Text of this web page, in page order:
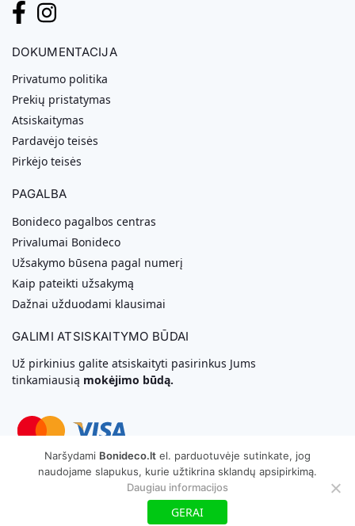
DOKUMENTACIJA
Privatumo politika
Prekių pristatymas
Atsiskaitymas
Pardavėjo teisės
Pirkėjo teisės
PAGALBA
Bonideco pagalbos centras
Privalumai Bonideco
Užsakymo būsena pagal numerį
Kaip pateikti užsakymą
Dažnai užduodami klausimai
GALIMI ATSISKAITYMO BŪDAI
Už pirkinius galite atsiskaityti pasirinkus Jums
tinkamiausią mokėjimo būdą.
Svetainių Kūrimas
Copyright © 2026 MB „Bonideco“. Visos teisės saugomos
Naršydami Bonideco.lt el. parduotuvėje sutinkate, jog
naudojame slapukus, kurie užtikrina sklandų apsipirkimą.
Daugiau informacijos
GERAI